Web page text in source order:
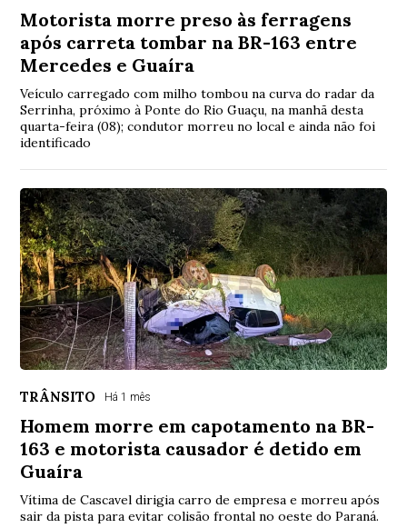
Motorista morre preso às ferragens
após carreta tombar na BR-163 entre
Mercedes e Guaíra
Veículo carregado com milho tombou na curva do radar da
Serrinha, próximo à Ponte do Rio Guaçu, na manhã desta
quarta-feira (08); condutor morreu no local e ainda não foi
identificado
TRÂNSITO Há 1 mês
Homem morre em capotamento na BR-
163 e motorista causador é detido em
Guaíra
Vítima de Cascavel dirigia carro de empresa e morreu após
sair da pista para evitar colisão frontal no oeste do Paraná.